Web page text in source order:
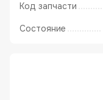
Код запчасти
Состояние